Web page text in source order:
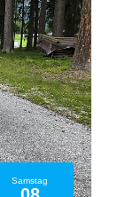
Samstag